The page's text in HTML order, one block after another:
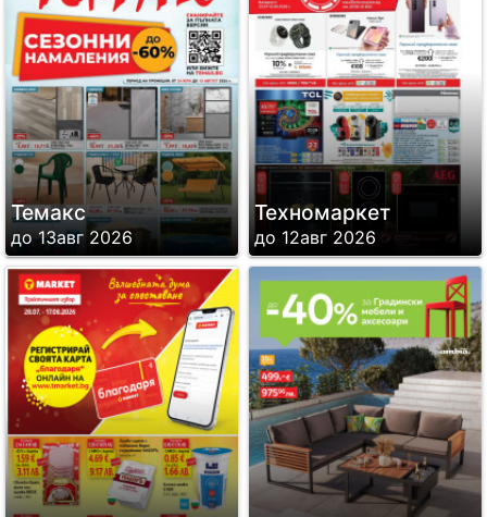
Темакс
до 13авг 2026
Техномаркет
до 12авг 2026